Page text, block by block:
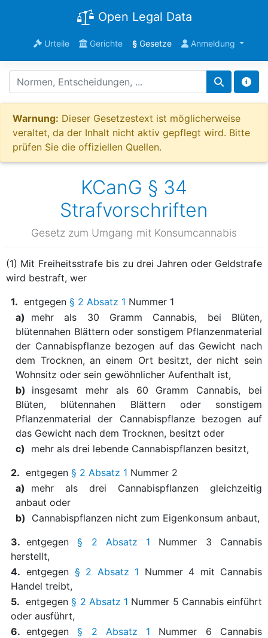
Open Legal Data
Urteile Gerichte §Gesetze Anmeldung
Warnung: Dieser Gesetzestext ist möglicherweise
veraltet, da der Inhalt nicht aktiv gepflegt wird. Bitte
prüfen Sie die offiziellen Quellen.
KCanG § 34
Strafvorschriften
Gesetz zum Umgang mit Konsumcannabis
(1) Mit Freiheitsstrafe bis zu drei Jahren oder Geldstrafe
wird bestraft, wer
1. entgegen § 2 Absatz 1 Nummer 1
a)
mehr als 30 Gramm Cannabis, bei Blüten,
blütennahen Blättern oder sonstigem Pflanzenmaterial
der Cannabispflanze bezogen auf das Gewicht nach
dem Trocknen, an einem Ort besitzt, der nicht sein
Wohnsitz oder sein gewöhnlicher Aufenthalt ist,
b)
insgesamt mehr als 60 Gramm Cannabis, bei
Blüten, blütennahen Blättern oder sonstigem
Pflanzenmaterial der Cannabispflanze bezogen auf
das Gewicht nach dem Trocknen, besitzt oder
c)
mehr als drei lebende Cannabispflanzen besitzt,
2. entgegen § 2 Absatz 1 Nummer 2
a)
mehr als drei Cannabispflanzen gleichzeitig
anbaut oder
b)
Cannabispflanzen nicht zum Eigenkonsum anbaut,
3. entgegen§ 2 Absatz 1 Nummer 3 Cannabis
herstellt,
4. entgegen § 2 Absatz 1 Nummer 4 mit Cannabis
Handel treibt,
5. entgegen§ 2 Absatz 1 Nummer 5 Cannabis einführt
oder ausführt,
6. entgegen§ 2 Absatz 1 Nummer 6 Cannabis